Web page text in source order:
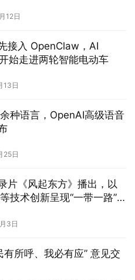
12日
接入 OpenClaw，AI
始走进两轮智能电动车
13日
种语言，OpenAI高级语音
25日
片《风起东方》播出，以
技术创新呈现“一带一路”
3日
所呼、我必有应” 意见交